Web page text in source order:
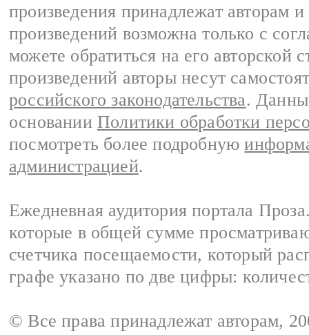
произведения принадлежат авторам
произведений возможна только с
можете обратиться на его авторской
произведений авторы несут
российского законодательства.
основании Политики обработки
посмотреть более подробную
администрацией.
Ежедневная аудитория портала
которые в общей сумме
счетчика посещаемости, который
графе указано по две цифры:
© Все права принадлежат авторам,